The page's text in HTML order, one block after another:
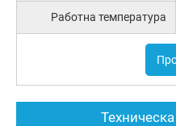
Работна температура